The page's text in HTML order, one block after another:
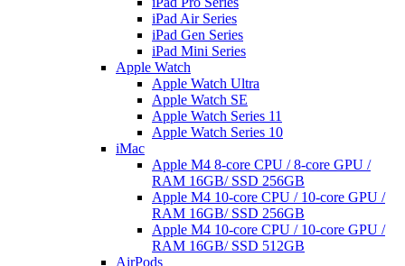
iPad Air Series
iPad Gen Series
iPad Mini Series
Apple Watch
Apple Watch Ultra
Apple Watch SE
Apple Watch Series 11
Apple Watch Series 10
iMac
Apple M4 8-core CPU / 8-core GPU /
RAM 16GB/ SSD 256GB
Apple M4 10-core CPU / 10-core GPU /
RAM 16GB/ SSD 256GB
Apple M4 10-core CPU / 10-core GPU /
RAM 16GB/ SSD 512GB
AirPods